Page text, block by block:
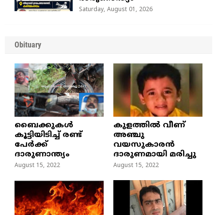
Saturday, August 01, 2026
Obituary
ബൈക്കുകൾ
കൂട്ടിയിടിച്ച് രണ്ട്
പേർക്ക്
ദാരുണാന്ത്യം
August 15, 2022
കുളത്തില്‍ വീണ്
അഞ്ചു
വയസുകാരന്‍
ദാരുണമായി മരിച്ചു
August 15, 2022